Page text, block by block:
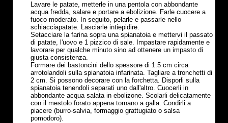
Lavare le patate, metterle in una pentola con abbondante
acqua fredda, salare e portare a ebolizione. Farle cuocere a
fuoco moderato. In seguito, pelarle e passarle nello
schiacciapatate. Lasciarle intiepidire.
Setacciare la farina sopra una spianatoia e mettervi il passato
di patate, l'uovo e 1 pizzico di sale. Impastare rapidamente e
lavorare per qualche minuto sino ad ottenere un impasto di
giusta consistenza.
Formare dei bastoncini dello spessore di 1.5 cm circa
arrotolandoli sulla spianatoia infarinata. Tagliare a tronchetti di
2 cm. Si possono decorare con la forchetta. Disporli sulla
spianatoia tenendoli separati uno dall'altro. Cuocerli in
abbondante acqua salata in ebolizone. Scolarli delicatamente
con il mestolo forato appena tornano a galla. Condirli a
piacere (burro-salvia, formaggio grattugiato o salsa
pomodoro).